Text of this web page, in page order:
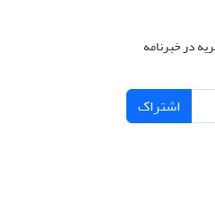
در خبرنامه
اشتراک